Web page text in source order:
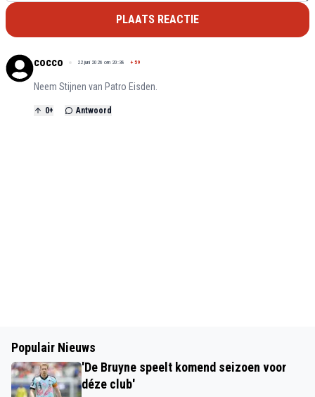
PLAATS REACTIE
cocco 22 juni 2026 om 20:38 + 59
Neem Stijnen van Patro Eisden.
0+ Antwoord
Populair Nieuws
'De Bruyne speelt komend seizoen voor
déze club'